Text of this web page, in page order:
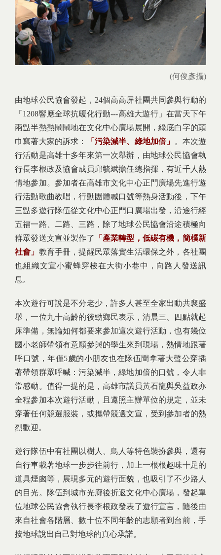
(何俊彥攝)
由地球公民協會發起，24個高高屏社團共同參與行動的
「1208響應全球抗暖化行動---高雄大遊行」在當天下午
兩點半熱熱鬧鬧地在文化中心廣場展開，綠底白字的頭
巾寫著大家的訴求：
「污染減半、綠地加倍」
。本次遊
行活動是高雄十多年來第一次舉辦，由地球公民協會執
行長李根政及協會成員邱毓斌擔任總指揮，有近千人熱
情地參加。參加者在高雄市文化中心正門廣場先進行遊
行活動歌曲教唱，行動團體喊口號等熱身活動後，下午
三點多遊行隊伍從文化中心正門口廣場出發，沿途行經
五福一路、二路、三路，除了地球公民協會沿途積極向
群眾發送文宣並製作了
「產業轉型，低碳有機，簡樸新
社會」 教育手冊，提醒民眾落實生活環保之外，各社團
也組織文宣小蜜蜂穿梭在大街小巷中，向路人發送訊
息。
本次遊行可說是不分老少，許多人甚至全家出動共襄盛
舉，一位九十高齡的後勁鄉民表示，清晨三、四點就起
床準備，無論如何都要來參加這次遊行活動，也有幾位
國小老師帶領有意願參與的學生來到現場，熱情地跟著
呼口號，年僅5歲的小朋友也在隊伍間拿著大聲公穿插
著帶領群眾呼喊：污染減半，綠地加倍的口號，令人非
常感動。值得一提的是，高雄市議員黃石龍與吳益政亦
全程參加本次遊行活動，且遵照主辦單位的規定，並未
穿著任何競選服裝，或攜帶競選文宣，受到參加者的熱
烈歡迎。
遊行隊伍中有社團以樹人、鳥人等特色裝扮參與，還有
自行車載著地球一步步往前行，加上一根根趣味十足的
道具煙囪等，展現多元的遊行面貌，也吸引了不少路人
的目光。隊伍到城市光廊後折返文化中心廣場，發起單
位地球公民協會執行長李根政發表了遊行宣言，隨後由
來自社會各階層、數十位不同年齡的志願者到台前，手
按地球說出自己對地球的真心承諾。